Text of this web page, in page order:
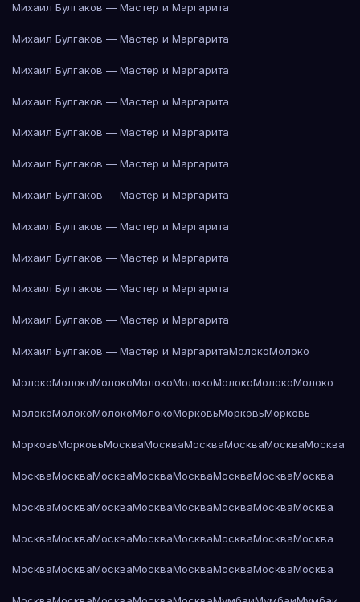
Михаил Булгаков — Мастер и Маргарита
Михаил Булгаков — Мастер и Маргарита
Михаил Булгаков — Мастер и Маргарита
Михаил Булгаков — Мастер и Маргарита
Михаил Булгаков — Мастер и Маргарита
Михаил Булгаков — Мастер и Маргарита
Михаил Булгаков — Мастер и Маргарита
Михаил Булгаков — Мастер и Маргарита
Михаил Булгаков — Мастер и Маргарита
Михаил Булгаков — Мастер и Маргарита
Михаил Булгаков — Мастер и Маргарита
Михаил Булгаков — Мастер и МаргаритаМолокоМолоко
МолокоМолокоМолокоМолокоМолокоМолокоМолокоМолоко
МолокоМолокоМолокоМолокоМорковьМорковьМорковь
МорковьМорковьМоскваМоскваМоскваМоскваМоскваМосква
МоскваМоскваМоскваМоскваМоскваМоскваМоскваМосква
МоскваМоскваМоскваМоскваМоскваМоскваМоскваМосква
МоскваМоскваМоскваМоскваМоскваМоскваМоскваМосква
МоскваМоскваМоскваМоскваМоскваМоскваМоскваМосква